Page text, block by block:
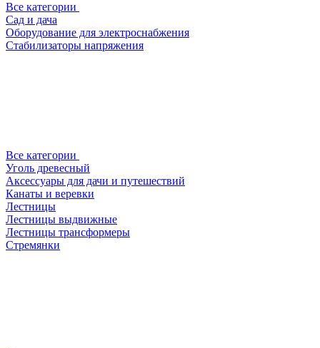
Все категории
Сад и дача
Оборудование для электроснабжения
Стабилизаторы напряжения
Все категории
Уголь древесный
Аксессуары для дачи и путешествий
Канаты и веревки
Лестницы
Лестницы выдвижные
Лестницы трансформеры
Стремянки